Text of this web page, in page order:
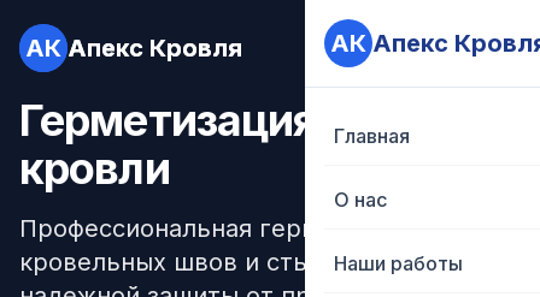
АК Апекс Кровля АК Апекс
Главная
О нас
Наши работы
АК Апекс Кровля АК Апекс
Главная
О нас
Наши работы
Герметизация швов
кровли
Профессиональная герметизация
кровельных швов и стыков для